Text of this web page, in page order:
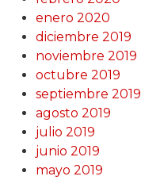
enero 2020
diciembre 2019
noviembre 2019
octubre 2019
septiembre 2019
agosto 2019
julio 2019
junio 2019
mayo 2019